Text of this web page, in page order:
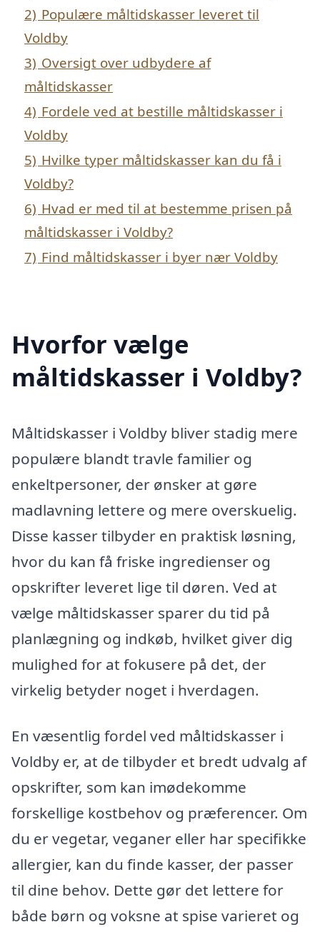
2) Populære måltidskasser leveret til
Voldby
3) Oversigt over udbydere af
måltidskasser
4) Fordele ved at bestille måltidskasser i
Voldby
5) Hvilke typer måltidskasser kan du få i
Voldby?
6) Hvad er med til at bestemme prisen på
måltidskasser i Voldby?
7) Find måltidskasser i byer nær Voldby
Hvorfor vælge
måltidskasser i Voldby?
Måltidskasser i Voldby bliver stadig mere
populære blandt travle familier og
enkeltpersoner, der ønsker at gøre
madlavning lettere og mere overskuelig.
Disse kasser tilbyder en praktisk løsning,
hvor du kan få friske ingredienser og
opskrifter leveret lige til døren. Ved at
vælge måltidskasser sparer du tid på
planlægning og indkøb, hvilket giver dig
mulighed for at fokusere på det, der
virkelig betyder noget i hverdagen.
En væsentlig fordel ved måltidskasser i
Voldby er, at de tilbyder et bredt udvalg af
opskrifter, som kan imødekomme
forskellige kostbehov og præferencer. Om
du er vegetar, veganer eller har specifikke
allergier, kan du finde kasser, der passer
til dine behov. Dette gør det lettere for
både børn og voksne at spise varieret og